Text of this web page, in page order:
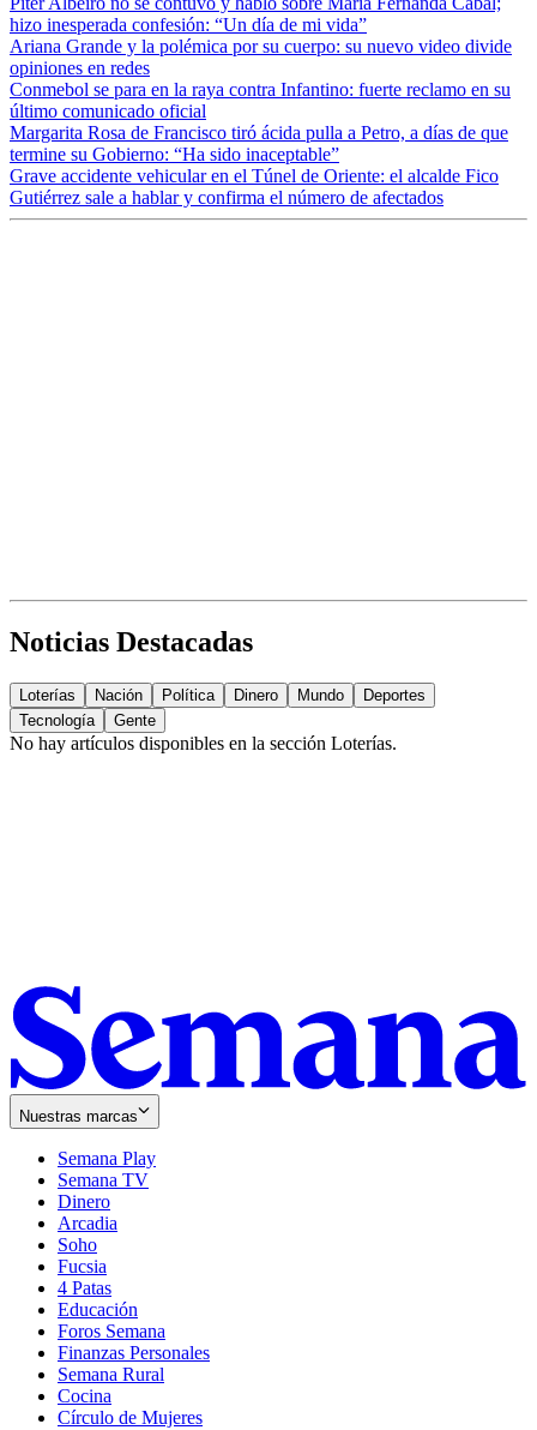
hizo inesperada confesión: “Un día de mi vida”
Ariana Grande y la polémica por su cuerpo: su nuevo video divide
opiniones en redes
Conmebol se para en la raya contra Infantino: fuerte reclamo en su
último comunicado oficial
Margarita Rosa de Francisco tiró ácida pulla a Petro, a días de que
termine su Gobierno: “Ha sido inaceptable”
Grave accidente vehicular en el Túnel de Oriente: el alcalde Fico
Gutiérrez sale a hablar y confirma el número de afectados
Noticias Destacadas
Loterías Nación Política Dinero Mundo
Deportes
Tecnología
Gente
No hay artículos disponibles en la sección Loterías.
Nuestras marcas
Semana Play
Semana TV
Dinero
Arcadia
Soho
in
new
window
Fucsia
in
new
window
4 Patas
Educación
Foros Semana
Finanzas Personales
Semana Rural
Cocina
Círculo de Mujeres